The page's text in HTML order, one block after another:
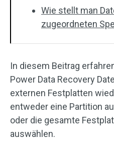
Wie stellt man
zugeordneten
In diesem Beitrag
Power Data Recovery
externen Festplatten
entweder eine Partition
oder die gesamte
auswählen.